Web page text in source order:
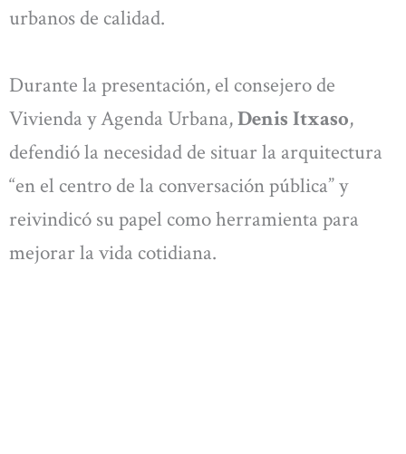
urbanos de calidad.
Durante la presentación, el consejero de
Vivienda y Agenda Urbana,Denis Itxaso,
defendió la necesidad de situar la arquitectura
“en el centro de la conversación pública” y
reivindicó su papel como herramienta para
mejorar la vida cotidiana.